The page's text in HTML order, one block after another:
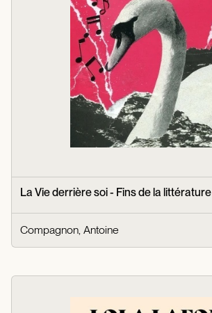
La Vie derrière soi - Fins de la littérature
Compagnon, Antoine